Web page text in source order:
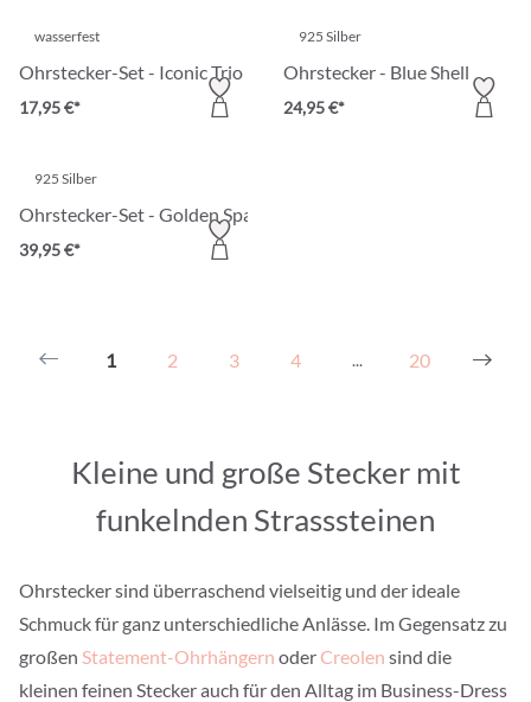
wasserfest
Ohrstecker-Set - Iconic Trio
17,95 €*
925 Silber
Ohrstecker - Blue Shell
24,95 €*
925 Silber
Ohrstecker-Set - Golden Spark
39,95 €*
1 2 3 4 ... 20
Kleine und große Stecker mit
funkelnden Strasssteinen
Ohrstecker sind überraschend vielseitig und der ideale
Schmuck für ganz unterschiedliche Anlässe. Im Gegensatz zu
großen Statement-Ohrhängern oder Creolen sind die
kleinen feinen Stecker auch für den Alltag im Business-Dress